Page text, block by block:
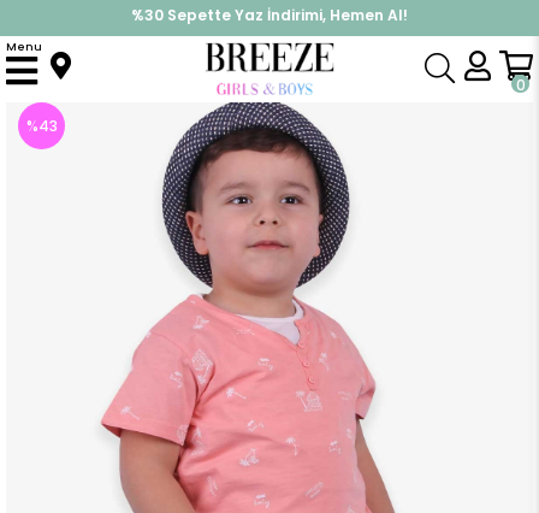
%30 Sepette Yaz İndirimi, Hemen Al!
İndirimlere ek %10 İndirimi Kap, Hemen Üye Ol!
0
Menu
Anasayfa Takımlar Kapri & Şort Takımı Erkek Bebek Kapri Takım Palmiye Baskılı Somon (1.5 Yaş)
%43